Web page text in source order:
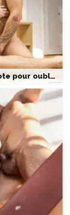
Un coup rapide avec son meilleur pote pour oublier son ex